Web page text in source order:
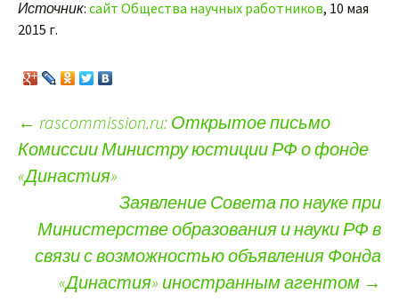
Источник: сайт Общества научных работников, 10 мая
2015 г.
Навигация по записям
← rascommission.ru: Открытое письмо
Комиссии Министру юстиции РФ о фонде
«Династия»
Заявление Совета по науке при
Министерстве образования и науки РФ в
связи с возможностью объявления Фонда
«Династия» иностранным агентом →